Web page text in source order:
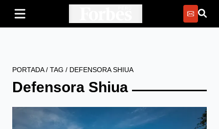
PORTADA/ TAG / DEFENSORA SHIUA
Defensora Shiua